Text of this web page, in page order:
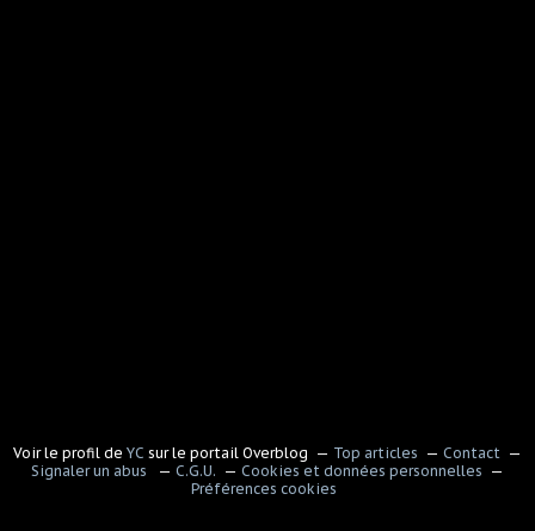
Voir le profil de YC sur le portail Overblog Top articles
Contact
Signaler un abus
C.G.U.
Cookies et données personnelles
Préférences cookies